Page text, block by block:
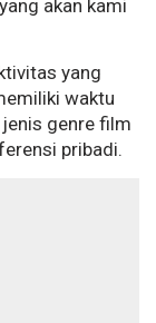
akan kami
yang
waktu
genre film
pribadi.